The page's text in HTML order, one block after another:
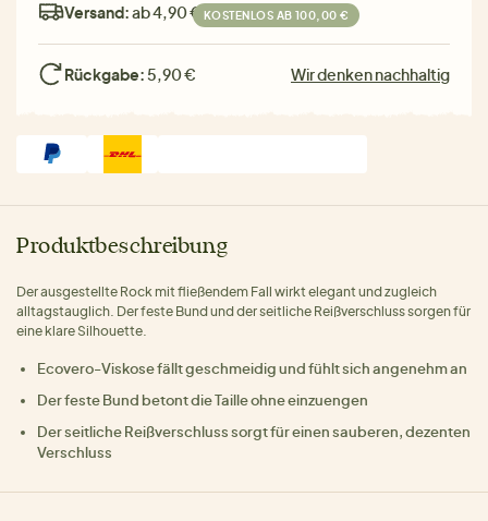
Versand:ab 4,90 € KOSTENLOS AB 100,00 €
Rückgabe: 5,90 € Wir denken nachhaltig
Produktbeschreibung
Der ausgestellte Rock mit fließendem Fall wirkt elegant und zugleich
alltagstauglich. Der feste Bund und der seitliche Reißverschluss sorgen für
eine klare Silhouette.
Ecovero-Viskose fällt geschmeidig und fühlt sich angenehm an
Der feste Bund betont die Taille ohne einzuengen
Der seitliche Reißverschluss sorgt für einen sauberen, dezenten
Verschluss